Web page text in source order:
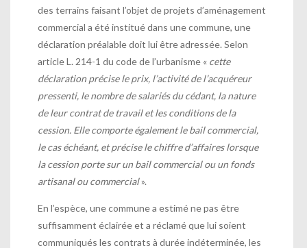
des terrains faisant l’objet de projets d’aménagement
commercial a été institué dans une commune, une
déclaration préalable doit lui être adressée. Selon
article L. 214-1 du code de l’urbanisme « cette
déclaration précise le prix, l’activité de l’acquéreur
pressenti, le nombre de salariés du cédant, la nature
de leur contrat de travail et les conditions de la
cession. Elle comporte également le bail commercial,
le cas échéant, et précise le chiffre d’affaires lorsque
la cession porte sur un bail commercial ou un fonds
artisanal ou commercial».
En l’espèce, une commune a estimé ne pas être
suffisamment éclairée et a réclamé que lui soient
communiqués les contrats à durée indéterminée, les